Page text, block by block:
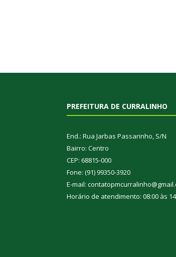
PREFEITURA DE CURRALINHO
End.: Rua Jarbas Passarinho, S/N
Bairro: Centro
CEP: 68815-000
Fone: (91) 99350-3920
E-mail:
Horário de atendimento: 08:00 às